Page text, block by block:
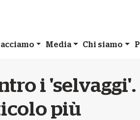
Media Chi siamo
i 'selvaggi'.
più